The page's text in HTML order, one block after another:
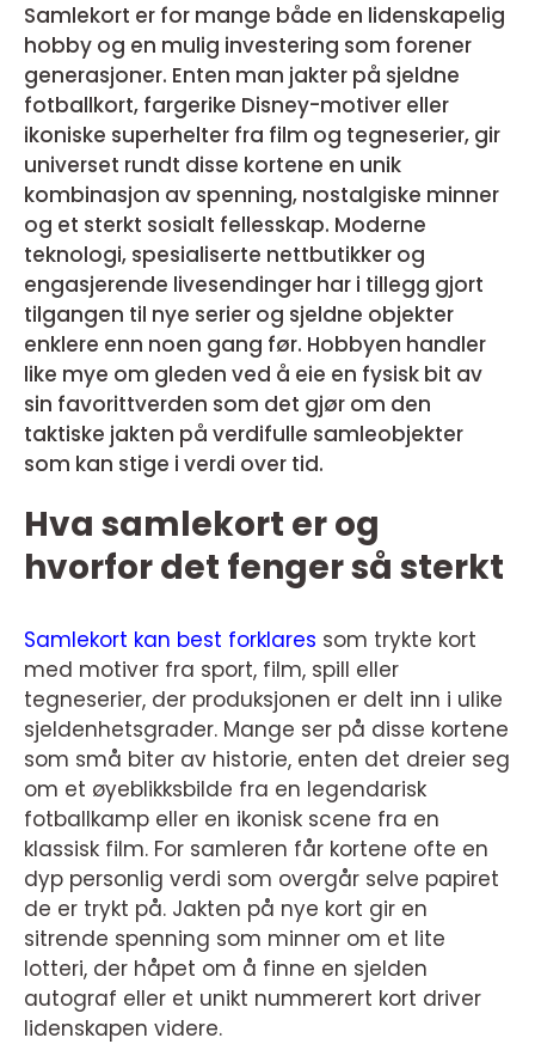
Samlekort er for mange både en lidenskapelig
hobby og en mulig investering som forener
generasjoner. Enten man jakter på sjeldne
fotballkort, fargerike Disney-motiver eller
ikoniske superhelter fra film og tegneserier, gir
universet rundt disse kortene en unik
kombinasjon av spenning, nostalgiske minner
og et sterkt sosialt fellesskap. Moderne
teknologi, spesialiserte nettbutikker og
engasjerende livesendinger har i tillegg gjort
tilgangen til nye serier og sjeldne objekter
enklere enn noen gang før. Hobbyen handler
like mye om gleden ved å eie en fysisk bit av
sin favorittverden som det gjør om den
taktiske jakten på verdifulle samleobjekter
som kan stige i verdi over tid.
Hva samlekort er og
hvorfor det fenger så sterkt
Samlekort kan best forklares som trykte kort
med motiver fra sport, film, spill eller
tegneserier, der produksjonen er delt inn i ulike
sjeldenhetsgrader. Mange ser på disse kortene
som små biter av historie, enten det dreier seg
om et øyeblikksbilde fra en legendarisk
fotballkamp eller en ikonisk scene fra en
klassisk film. For samleren får kortene ofte en
dyp personlig verdi som overgår selve papiret
de er trykt på. Jakten på nye kort gir en
sitrende spenning som minner om et lite
lotteri, der håpet om å finne en sjelden
autograf eller et unikt nummerert kort driver
lidenskapen videre.